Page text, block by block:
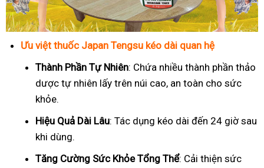
Ưu việt thuốc Japan Tengsu kéo dài quan hệ
Thành Phần Tự Nhiên: Chứa nhiều thành phần thảo
dược tự nhiên lấy trên núi cao, an toàn cho sức
khỏe.
Hiệu Quả Dài Lâu: Tác dụng kéo dài đến 24 giờ sau
khi dùng.
Tăng Cường Sức Khỏe Tổng Thể: Cải thiện sức